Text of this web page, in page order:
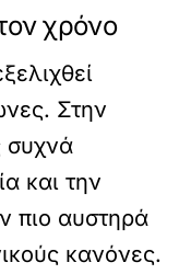
χρόνο
Στην
συχνά
και την
πιο αυστηρά
κανόνες.